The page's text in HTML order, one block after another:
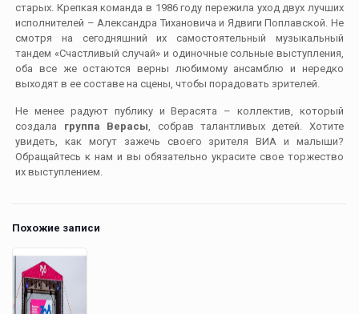
старых. Крепкая команда в 1986 году пережила уход двух лучших
исполнителей – Александра Тихановича и Ядвиги Поплавской. Не
смотря на сегодняшний их самостоятельный музыкальный
тандем «Счастливый случай» и одиночные сольные выступления,
оба все же остаются верны любимому ансамблю и нередко
выходят в ее составе на сцены, чтобы порадовать зрителей.
Не менее радуют публику и Верасята – коллектив, который
создала группа Верасы, собрав талантливых детей. Хотите
увидеть, как могут зажечь своего зрителя ВИА и малыши?
Обращайтесь к нам и вы обязательно украсите свое торжество
их выступлением.
Похожие записи